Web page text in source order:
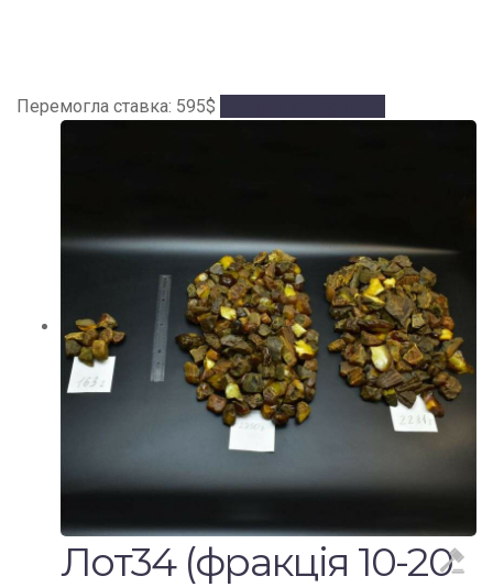
Перемогла ставка: 595$
Лот34 (фракція 10-20